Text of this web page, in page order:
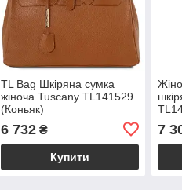
TL Bag Шкіряна сумка
жіноча Tuscany TL141529
(Коньяк)
6 732₴
Купити
7